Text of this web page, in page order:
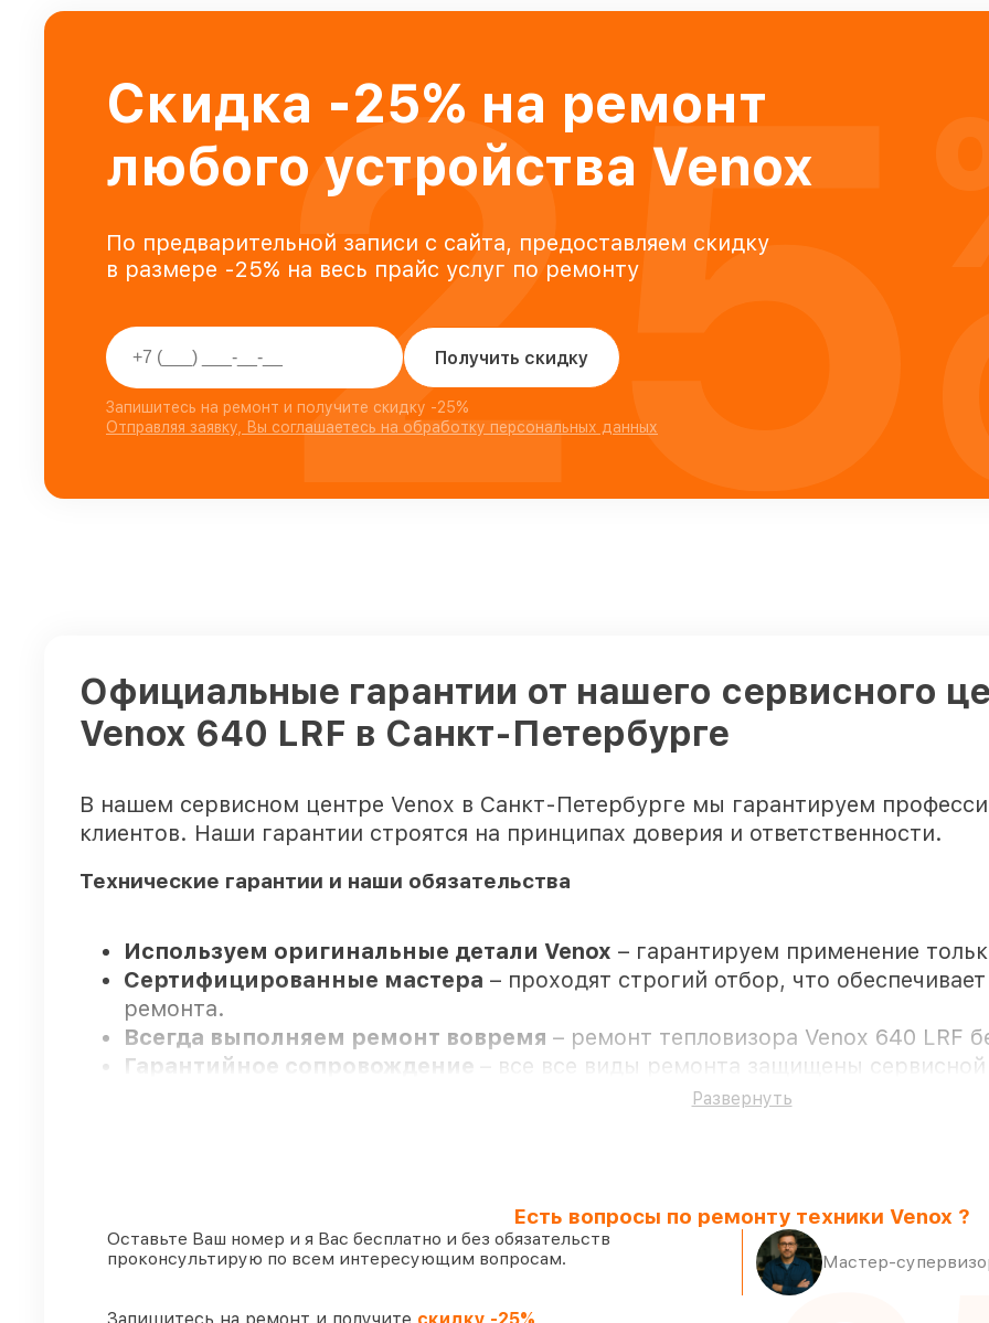
Скидка -25% на ремонт
любого устройства Venox
По предварительной записи с сайта, предоставляем скидку
в размере -25% на весь прайс услуг по ремонту
Получить скидку
Запишитесь на ремонт и получите скидку -25%
Отправляя заявку, Вы соглашаетесь на обработку персональных данных
25
Официальные гарантии от нашего сервисного
Venox 640 LRF в Санкт-Петербурге
В нашем сервисном центре Venox в Санкт-Петербурге мы гарантируем
клиентов. Наши гарантии строятся на принципах доверия и ответственности.
Технические гарантии и наши обязательства
Используем оригинальные детали Venox – гарантируем применение
Сертифицированные мастера – проходят строгий отбор, что
ремонта.
Всегда выполняем ремонт вовремя – ремонт тепловизора Venox 640 LRF
Гарантийное сопровождение
– все все виды ремонта защищены
заказов проводим в присутствии клиента
90%деталей Venox готовы к установке в Санкт-Петербурге, остальные
Оригинальные комплектующие Venox и качественные аналоги– с
ремонтов выполняются в тот же день, после приёма тепловизора
Развернуть
Есть вопросы по ремонту техники Venox ?
Оставьте Ваш номер и я Вас бесплатно и без обязательств
проконсультирую по всем интересующим вопросам.
Мастер-